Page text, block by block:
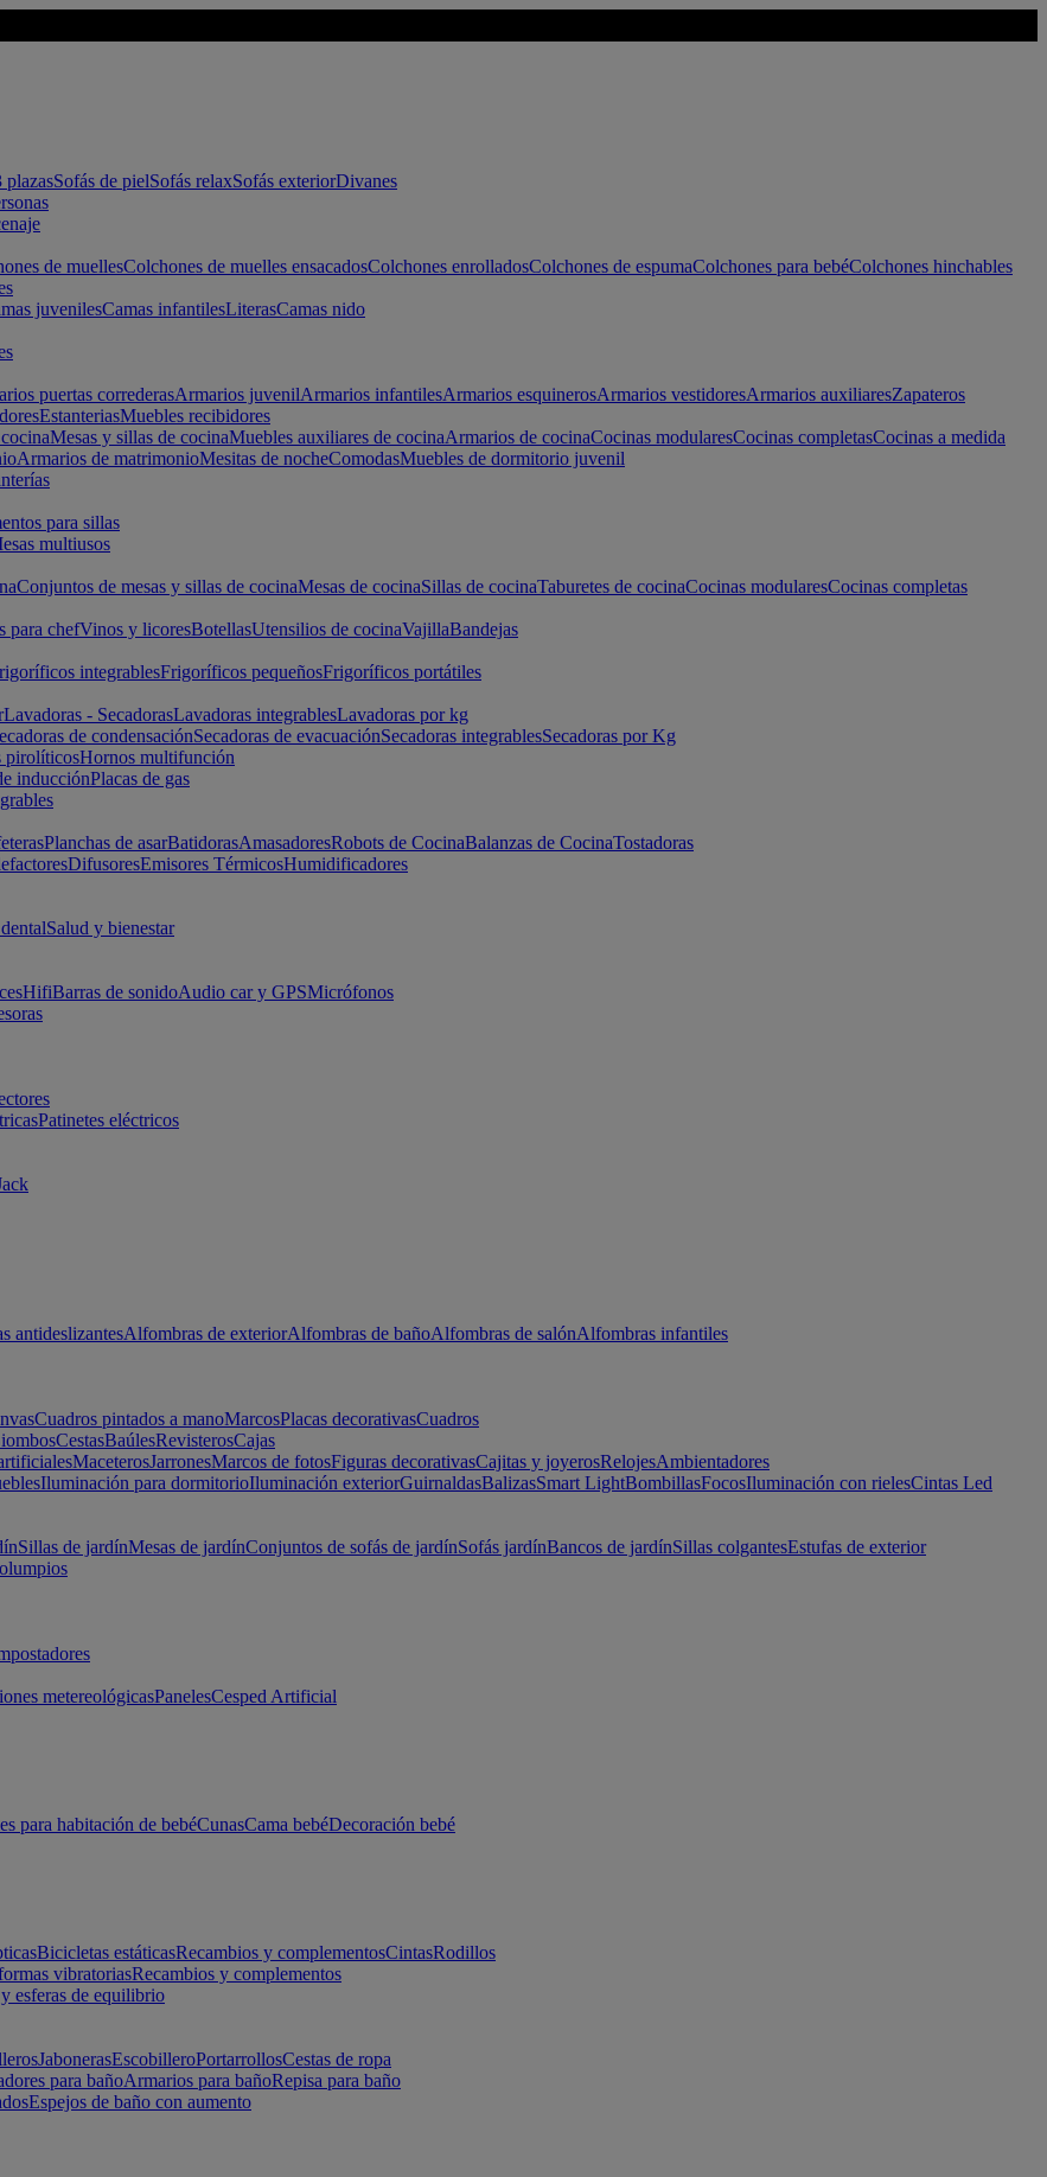
plazasSofás de pielSofás relaxSofás exteriorDivanes
de muellesColchones de muelles ensacadosColchones enrolladosColchones de espumaColchones para bebéColchones hinchables
juvenilesCamas infantilesLiterasCamas nido
puertas correderasArmarios juvenilArmarios infantilesArmarios esquinerosArmarios vestidoresArmarios auxiliaresZapateros
EstanteriasMuebles recibidores
Mesas y sillas de cocinaMuebles auxiliares de cocinaArmarios de cocinaCocinas modularesCocinas completasCocinas a medida
Armarios de matrimonioMesitas de nocheComodasMuebles de dormitorio juvenil
para sillas
multiusos
Conjuntos de mesas y sillas de cocinaMesas de cocinaSillas de cocinaTaburetes de cocinaCocinas modularesCocinas completas
para chefVinos y licoresBotellasUtensilios de cocinaVajillaBandejas
integrablesFrigoríficos pequeñosFrigoríficos portátiles
Lavadoras - SecadorasLavadoras integrablesLavadoras por kg
de condensaciónSecadoras de evacuaciónSecadoras integrablesSecadoras por Kg
pirolíticosHornos multifunción
inducciónPlacas de gas
Planchas de asarBatidorasAmasadoresRobots de CocinaBalanzas de CocinaTostadoras
DifusoresEmisores TérmicosHumidificadores
Salud y bienestar
HifiBarras de sonidoAudio car y GPSMicrófonos
Patinetes eléctricos
antideslizantesAlfombras de exteriorAlfombras de bañoAlfombras de salónAlfombras infantiles
Cuadros pintados a manoMarcosPlacas decorativasCuadros
CestasBaúlesRevisterosCajas
MaceterosJarronesMarcos de fotosFiguras decorativasCajitas y joyerosRelojesAmbientadores
Iluminación para dormitorioIluminación exteriorGuirnaldasBalizasSmart LightBombillasFocosIluminación con rielesCintas Led
Sillas de jardínMesas de jardínConjuntos de sofás de jardínSofás jardínBancos de jardínSillas colgantesEstufas de exterior
metereológicasPanelesCesped Artificial
para habitación de bebéCunasCama bebéDecoración bebé
Bicicletas estáticasRecambios y complementosCintasRodillos
vibratoriasRecambios y complementos
esferas de equilibrio
JabonerasEscobilleroPortarrollosCestas de ropa
para bañoArmarios para bañoRepisa para baño
Espejos de baño con aumento